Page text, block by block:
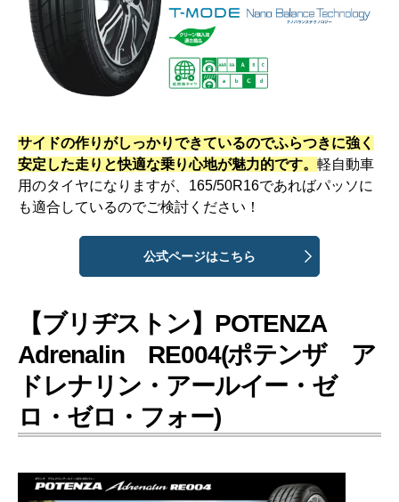
サイドの作りがしっかりできているのでふらつきに強く
安定した走りと快適な乗り心地が魅力的です。 軽自動車
用のタイヤになりますが、165/50R16であればパッソに
も適合しているのでご検討ください！
公式ページはこちら
【ブリヂストン】 POTENZA
Adrenalin RE004(ポテンザ ア
ドレナリン・アールイー・ゼ
ロ・ゼロ・フォー)